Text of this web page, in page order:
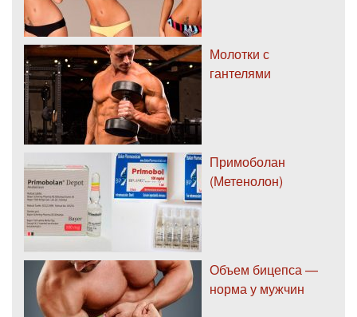
Молотки с
гантелями
Примоболан
(Метенолон)
Объем бицепса —
норма у мужчин